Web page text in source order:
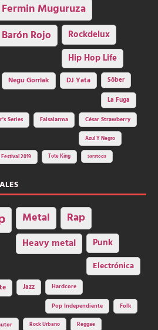
Fermin Muguruza
Barón Rojo Rockdelux
Hip Hop Life
Negu Gorriak DJ Yata
Sôber
La Fuga
Series Falsalarma César Strawberry
Azul Y Negro
2019 Tote King Saratoga
Metal Rap
Heavy metal Punk
Electrónica
Jazz Hardcore
Pop Independiente Folk
Rock Urbano Reggae